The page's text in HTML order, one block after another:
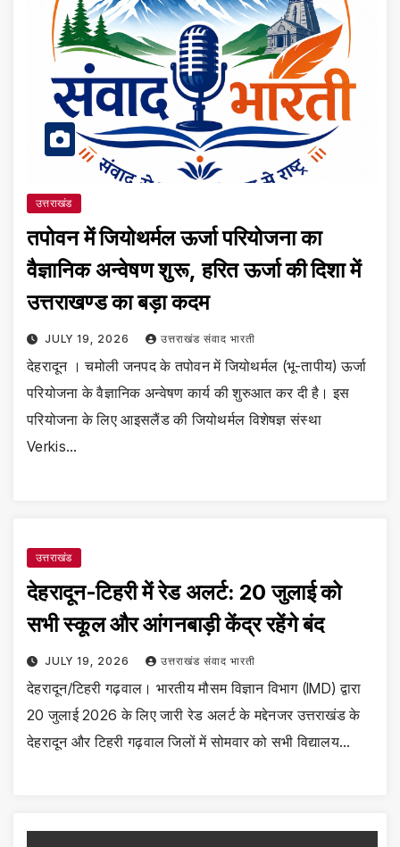
उत्तराखंड
तपोवन में जियोथर्मल ऊर्जा परियोजना का
वैज्ञानिक अन्वेषण शुरू, हरित ऊर्जा की दिशा में
उत्तराखण्ड का बड़ा कदम
JULY 19, 2026 उत्तराखंड संवाद भारती
देहरादून । चमोली जनपद के तपोवन में जियोथर्मल (भू-तापीय) ऊर्जा
परियोजना के वैज्ञानिक अन्वेषण कार्य की शुरुआत कर दी है। इस
परियोजना के लिए आइसलैंड की जियोथर्मल विशेषज्ञ संस्था
Verkis…
उत्तराखंड
देहरादून-टिहरी में रेड अलर्ट: 20 जुलाई को
सभी स्कूल और आंगनबाड़ी केंद्र रहेंगे बंद
JULY 19, 2026 उत्तराखंड संवाद भारती
देहरादून/टिहरी गढ़वाल। भारतीय मौसम विज्ञान विभाग (IMD) द्वारा
20 जुलाई 2026 के लिए जारी रेड अलर्ट के मद्देनजर उत्तराखंड के
देहरादून और टिहरी गढ़वाल जिलों में सोमवार को सभी विद्यालय…